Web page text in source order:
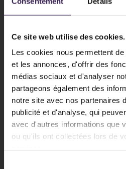
Ce site web utilise des cookies.
Les cookies nous permettent
et les annonces, d'offrir des
médias sociaux et d'analyser
partageons également des
notre site avec nos partenaires
publicité et d'analyse, qui
avec d'autres informations que
ou qu'ils ont collectées lors de